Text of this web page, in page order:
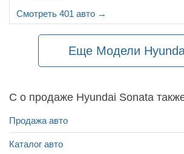
Смотреть 401 авто →
Еще Модели
С о продаже Hyundai Sonata
Продажа авто
Каталог авто